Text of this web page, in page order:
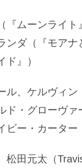
『ムーンライト
ンダ（『モアナ
』）
ル、ケルヴィン
ド・グローヴ
ビー・カーター
松田元太（